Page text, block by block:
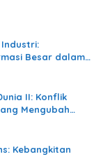
Industri:
Besar dalam
II: Konflik
Mengubah
Kebangkitan